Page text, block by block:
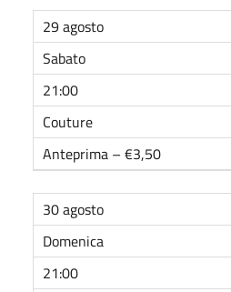
29 agosto
Sabato
21:00
Couture
Anteprima – €3,50
30 agosto
Domenica
21:00